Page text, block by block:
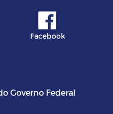
Facebook
Governo Federal